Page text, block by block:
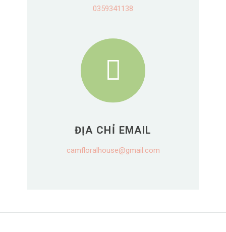
0359341138
ĐỊA CHỈ EMAIL
camfloralhouse@gmail.com